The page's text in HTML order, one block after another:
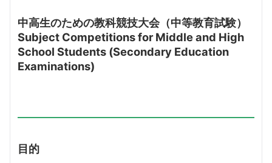
中高生のための教科競技大会（中等教育試験）
Subject Competitions for Middle and High
School Students (Secondary Education
Examinations)
目的